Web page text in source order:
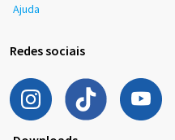
Ajuda
Redes sociais